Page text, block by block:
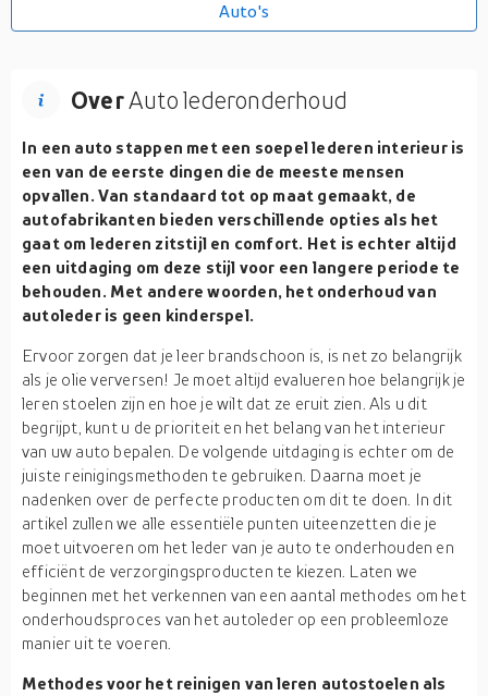
Auto's
OverAuto lederonderhoud
In een auto stappen met een soepel lederen interieur is
een van de eerste dingen die de meeste mensen
opvallen. Van standaard tot op maat gemaakt, de
autofabrikanten bieden verschillende opties als het
gaat om lederen zitstijl en comfort. Het is echter altijd
een uitdaging om deze stijl voor een langere periode te
behouden. Met andere woorden, het onderhoud van
autoleder is geen kinderspel.
Ervoor zorgen dat je leer brandschoon is, is net zo belangrijk
als je olie verversen! Je moet altijd evalueren hoe belangrijk je
leren stoelen zijn en hoe je wilt dat ze eruit zien. Als u dit
begrijpt, kunt u de prioriteit en het belang van het interieur
van uw auto bepalen. De volgende uitdaging is echter om de
juiste reinigingsmethoden te gebruiken. Daarna moet je
nadenken over de perfecte producten om dit te doen. In dit
artikel zullen we alle essentiële punten uiteenzetten die je
moet uitvoeren om het leder van je auto te onderhouden en
efficiënt de verzorgingsproducten te kiezen. Laten we
beginnen met het verkennen van een aantal methodes om het
onderhoudsproces van het autoleder op een probleemloze
manier uit te voeren.
Methodes voor het reinigen van leren autostoelen als